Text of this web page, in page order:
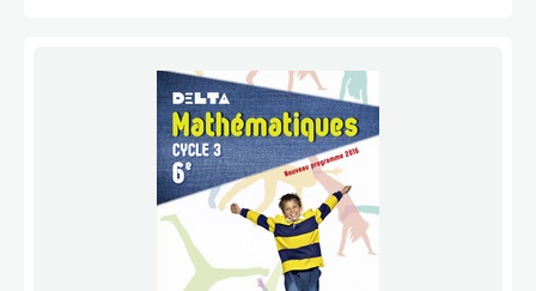
Voir la démo
Extrait